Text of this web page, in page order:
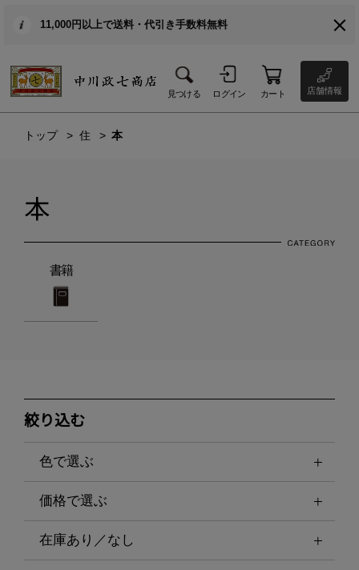
11,000円以上で送料・代引き手数料無料
見つける ログイン カート 店舗情報
トップ 住 本
本
書籍
絞り込む
色で選ぶ
価格で選ぶ
在庫あり／なし